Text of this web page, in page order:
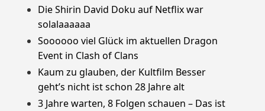
Die Shirin David Doku auf Netflix war
solalaaaaaa
Soooooo viel Glück im aktuellen Dragon
Event in Clash of Clans
Kaum zu glauben, der Kultfilm Besser
geht’s nicht ist schon 28 Jahre alt
3 Jahre warten, 8 Folgen schauen – Das ist